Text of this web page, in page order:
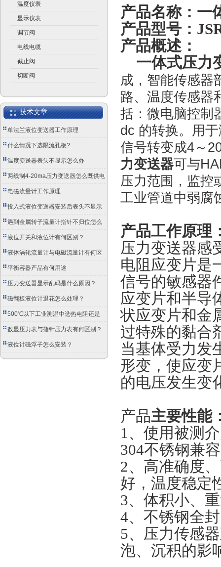
温度仪表
显示仪表
调节阀
电线电缆
截止阀
切断阀
技术文章
单法兰液位变送器工作原理
什么情况下选限流孔板?
温度变送器表头不显示怎么办
两线制4-20ma压力变送器怎么既供电
又传信号？
电磁流量计工作原理
投入式液位变送器安装后表头不显示
怎么办？
遇到金属转子流量计指针不归位怎么
办？
液位开关和液位计有何区别？
液体涡轮流量计与电磁流量计有何区
别？
平衡容器产品有何用途
压力变送器显示乱码是什么原因？
磁翻板液位计退花怎么处理？
500℃以下工业测温中选热电阻还是
双金属温度计？
数显压力表与指针压力表有何区别？
液位计磁浮子怎么安装？
产品名称： 一
产品型号：
产品概述：
一体式压力
成，智能传感器
路、温度传感器
括：微电脑控制
dc 的转换。用
信号转变成4～
力变送器可与
压力范围，监控
工业管道中弱腐
产品工作原理
压力变送器感
电阻应变片是
信号的敏感器
应变片和半导
状应变片和金
过特殊的黏合
当基体受力发
形变，使应变
的电压发生变
产品主要性能
1、使用被测
304不锈钢兼
2、高准确度
好，温度稳定
3、体积小、
4、不锈钢全
5、压力传感
泡、沉积的影